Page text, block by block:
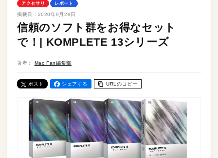
アクセサリ レポート
掲載日： 2020年9月29日
信頼のソフト群をお得なセット
で！| KOMPLETE 13シリーズ
著者： Mac Fan編集部
ポスト シェアする URLのコピー